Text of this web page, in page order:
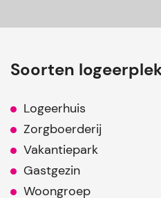
Soorten
Logeerhuis
Zorgboerderij
Vakantiepark
Gastgezin
Woongroep